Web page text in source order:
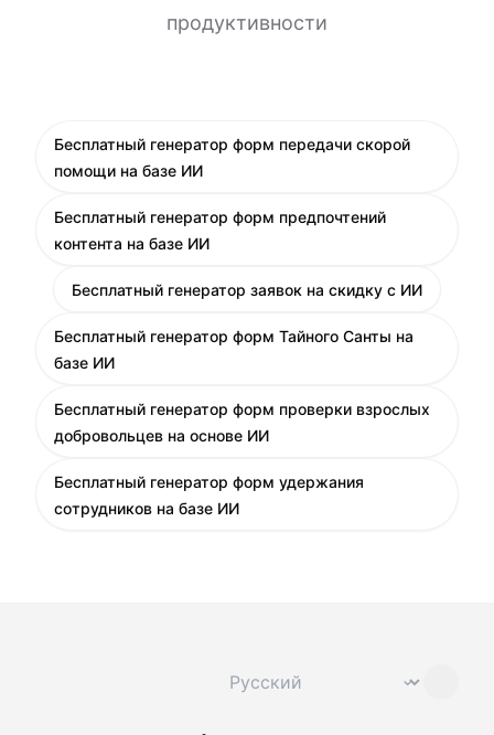
продуктивности
Бесплатный генератор форм передачи скорой
помощи на базе ИИ
Бесплатный генератор форм предпочтений
контента на базе ИИ
Бесплатный генератор заявок на скидку с ИИ
Бесплатный генератор форм Тайного Санты на
базе ИИ
Бесплатный генератор форм проверки взрослых
добровольцев на основе ИИ
Бесплатный генератор форм удержания
сотрудников на базе ИИ
⌄